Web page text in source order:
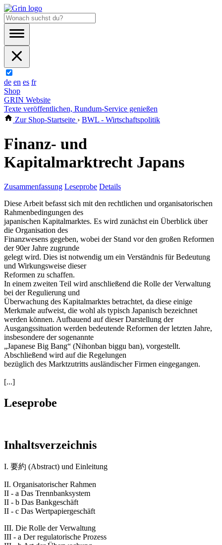
de en es fr
Shop
GRIN Website
Texte veröffentlichen, Rundum-Service genießen
Zur Shop-Startseite › BWL - Wirtschaftspolitik
Finanz- und
Kapitalmarktrecht Japans
Zusammenfassung Leseprobe Details
Diese Arbeit befasst sich mit den rechtlichen und organisatorischen
Rahmenbedingungen des
japanischen Kapitalmarktes. Es wird zunächst ein Überblick über
die Organisation des
Finanzwesens gegeben, wobei der Stand vor den großen Reformen
der 90er Jahre zugrunde
gelegt wird. Dies ist notwendig um ein Verständnis für Bedeutung
und Wirkungsweise dieser
Reformen zu schaffen.
In einem zweiten Teil wird anschließend die Rolle der Verwaltung
bei der Regulierung und
Überwachung des Kapitalmarktes betrachtet, da diese einige
Merkmale aufweist, die wohl als typisch Japanisch bezeichnet
werden können. Aufbauend auf dieser Darstellung der
Ausgangssituation werden bedeutende Reformen der letzten Jahre,
insbesondere der sogenannte
„Japanese Big Bang“ (Nihonban biggu ban), vorgestellt.
Abschließend wird auf die Regelungen
bezüglich des Marktzutritts ausländischer Firmen eingegangen.
[...]
Leseprobe
Inhaltsverzeichnis
I. 要約 (Abstract) und Einleitung
II. Organisatorischer Rahmen
II - a Das Trennbanksystem
II - b Das Bankgeschäft
II - c Das Wertpapiergeschäft
III. Die Rolle der Verwaltung
III - a Der regulatorische Prozess